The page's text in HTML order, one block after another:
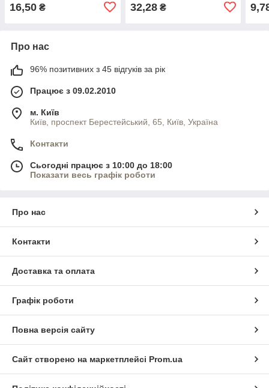
16,50 ₴ 32,28₴
Про нас
96% позитивних з 45 відгуків за рік
Працює з 09.02.2010
м. Київ
Київ, проспект Берестейський, 65, Київ, Україна
Контакти
Сьогодні працює з 10:00 до 18:00
Показати весь графік роботи
Про нас
Контакти
Доставка та оплата
Графік роботи
Повна версія сайту
Сайт створено на маркетплейсі Prom.ua